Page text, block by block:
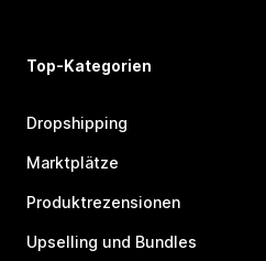
Top-Kategorien
Dropshipping
Marktplätze
Produktrezensionen
Upselling und Bundles